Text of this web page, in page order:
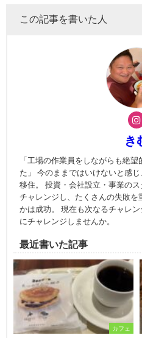
この記事を書いた人
き
「工場の作業員をしながらも絶
た」 今のままではいけないと感
移住。 投資・会社設立・事業の
チャレンジし、たくさんの失敗を
かは成功。 現在も次なるチャレ
にチャレンジしませんか。
最近書いた記事
カフェ